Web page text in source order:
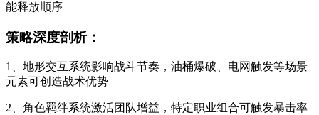
能释放顺序
策略深度剖析：
1、地形交互系统影响战斗节奏，油桶爆破、电网触发等场景
元素可创造战术优势
2、角色羁绊系统激活团队增益，特定职业组合可触发暴击率